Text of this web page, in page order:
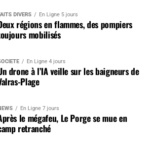
DIVERS En Ligne 5 jours
régions en flammes, des pompiers
mobilisés
En Ligne 4 jours
drone à l’IA veille sur les baigneurs de
Plage
En Ligne 7 jours
le mégafeu, Le Porge se mue en
retranché